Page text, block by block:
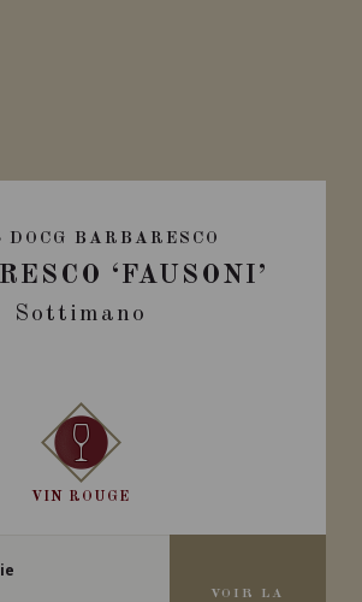
DOCG BARBARESCO
‘FAUSONI’
Sottimano
VIN ROUGE
VOIR LA